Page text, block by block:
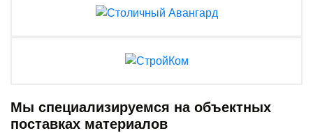
Мы специализируемся на объектных
поставках материалов